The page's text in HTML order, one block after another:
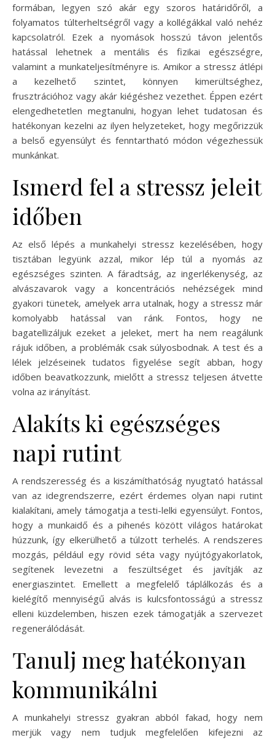
formában, legyen szó akár egy szoros határidőről, a
folyamatos túlterheltségről vagy a kollégákkal való nehéz
kapcsolatról. Ezek a nyomások hosszú távon jelentős
hatással lehetnek a mentális és fizikai egészségre,
valamint a munkateljesítményre is. Amikor a stressz átlépi
a kezelhető szintet, könnyen kimerültséghez,
frusztrációhoz vagy akár kiégéshez vezethet. Éppen ezért
elengedhetetlen megtanulni, hogyan lehet tudatosan és
hatékonyan kezelni az ilyen helyzeteket, hogy megőrizzük
a belső egyensúlyt és fenntartható módon végezhessük
munkánkat.
Ismerd fel a stressz jeleit
időben
Az első lépés a munkahelyi stressz kezelésében, hogy
tisztában legyünk azzal, mikor lép túl a nyomás az
egészséges szinten. A fáradtság, az ingerlékenység, az
alvászavarok vagy a koncentrációs nehézségek mind
gyakori tünetek, amelyek arra utalnak, hogy a stressz már
komolyabb hatással van ránk. Fontos, hogy ne
bagatellizáljuk ezeket a jeleket, mert ha nem reagálunk
rájuk időben, a problémák csak súlyosbodnak. A test és a
lélek jelzéseinek tudatos figyelése segít abban, hogy
időben beavatkozzunk, mielőtt a stressz teljesen átvette
volna az irányítást.
Alakíts ki egészséges
napi rutint
A rendszeresség és a kiszámíthatóság nyugtató hatással
van az idegrendszerre, ezért érdemes olyan napi rutint
kialakítani, amely támogatja a testi-lelki egyensúlyt. Fontos,
hogy a munkaidő és a pihenés között világos határokat
húzzunk, így elkerülhető a túlzott terhelés. A rendszeres
mozgás, például egy rövid séta vagy nyújtógyakorlatok,
segítenek levezetni a feszültséget és javítják az
energiaszintet. Emellett a megfelelő táplálkozás és a
kielégítő mennyiségű alvás is kulcsfontosságú a stressz
elleni küzdelemben, hiszen ezek támogatják a szervezet
regenerálódását.
Tanulj meg hatékonyan
kommunikálni
A munkahelyi stressz gyakran abból fakad, hogy nem
merjük vagy nem tudjuk megfelelően kifejezni az